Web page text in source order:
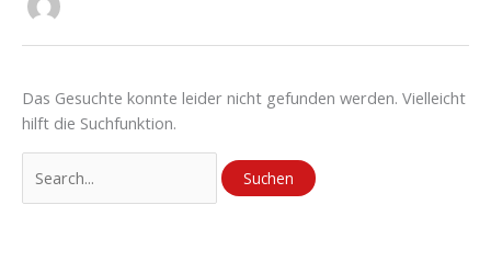
Das Gesuchte konnte leider nicht gefunden werden. Vielleicht
hilft die Suchfunktion.